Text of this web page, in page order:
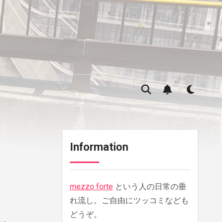
Information
mezzo forte という人の日常の垂
れ流し。ご自由にツッコミなども
どうぞ。